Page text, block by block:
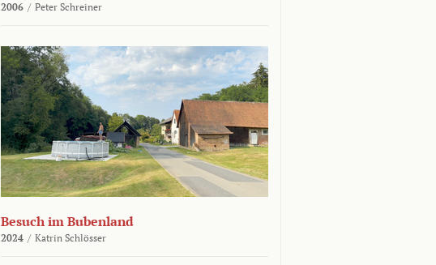
2006 / Peter Schreiner
Besuch im Bubenland
2024 / Katrin Schlösser